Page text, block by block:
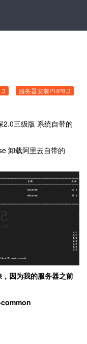
服务器安装PHP8.3
2.0三级版 系统自带的
卸载阿里云自带的
因为我的服务器之前